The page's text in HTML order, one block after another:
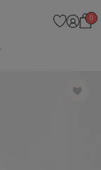
0